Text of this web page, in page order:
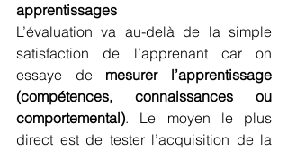
apprentissages
L’évaluation va au-delà de la simple
satisfaction de l’apprenant car on
essaye de mesurer l’apprentissage
(compétences, connaissances ou
comportemental). Le moyen le plus
direct est de tester l’acquisition de la